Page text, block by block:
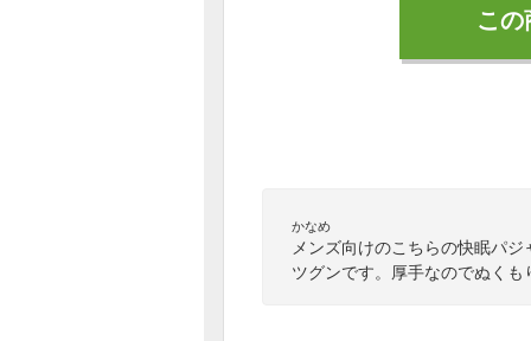
こ
かなめ
メンズ向けのこちらの快眠パ
ツグンです。厚手なのでぬく